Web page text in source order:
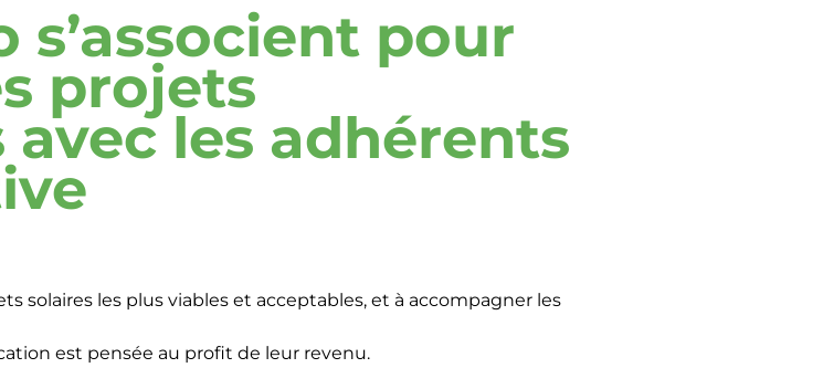
s’associent pour
projets
les adhérents
solaires les plus viables et acceptables, et à accompagner les
est pensée au profit de leur revenu.